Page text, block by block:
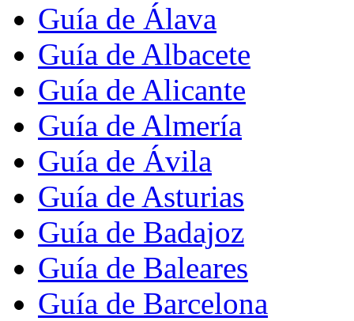
Guía de Álava
Guía de Albacete
Guía de Alicante
Guía de Almería
Guía de Ávila
Guía de Asturias
Guía de Badajoz
Guía de Baleares
Guía de Barcelona